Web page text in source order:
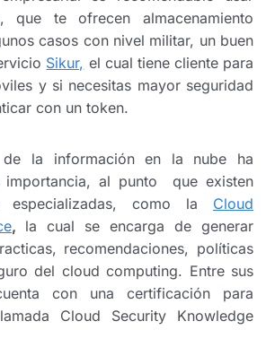
que te ofrecen almacenamiento
casos con nivel militar, un buen
Sikur, el cual tiene cliente para
y si necesitas mayor seguridad
con un token.
de la información en la nube ha
importancia, al punto que existen
especializadas, como la Cloud
, la cual se encarga de generar
recomendaciones, políticas
del cloud computing. Entre sus
con una certificación para
Cloud Security Knowledge